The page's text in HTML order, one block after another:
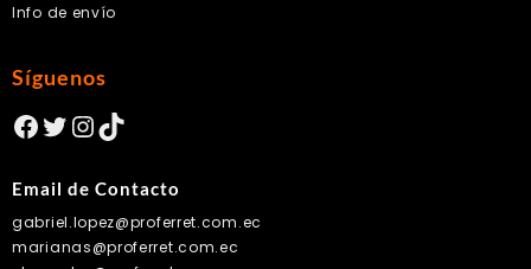
Info de envío
Síguenos
Facebook
Twitter
Instagram
TikTok
Email de Contacto
gabriel.lopez@proferret.com.ec
marianas@proferret.com.ec